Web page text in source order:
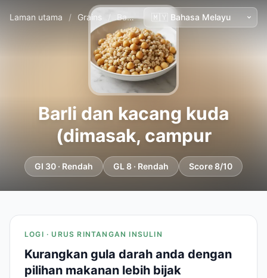
Laman utama / Grains / Barli dan kacang kuda (dimasak, campur
Barli dan kacang kuda
(dimasak, campur
GI 30 · Rendah GL 8 · Rendah Score 8/10
LOGI · URUS RINTANGAN INSULIN
Kurangkan gula darah anda dengan
pilihan makanan lebih bijak